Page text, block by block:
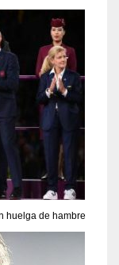
huelga de hambre